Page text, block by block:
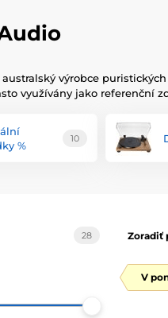
výrobce
využívány jako referenční
%
10
28 Zoradiť
V